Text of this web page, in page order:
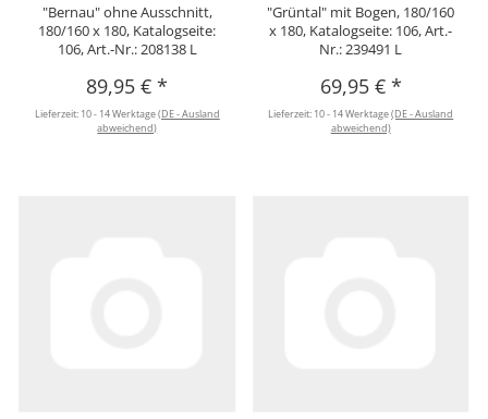
"Bernau" ohne Ausschnitt,
180/160 x 180, Katalogseite:
106, Art.-Nr.: 208138 L
89,95 €*
Lieferzeit: 10 - 14 Werktage(DE - Ausland
abweichend)
"Grüntal" mit Bogen, 180/160
x 180, Katalogseite: 106, Art.-
Nr.: 239491 L
69,95 € *
Lieferzeit: 10 - 14 Werktage(DE - Ausland
abweichend)